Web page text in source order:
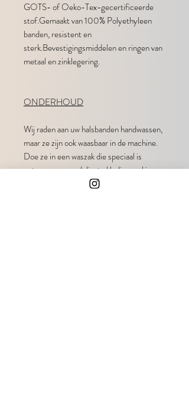
GOTS- of Oeko-Tex-gecertificeerde
stof.Gemaakt van 100% Polyethyleen
banden, resistent en
sterk.Bevestigingsmiddelen en ringen van
metaal en zinklegering.
ONDERHOUD
Wij raden aan uw halsbanden handwassen,
maar ze zijn ook waasbaar in de machine.
Doe ze in een waszak die speciaal is
ontworpen voor delicate kleding en kies
een zacht of koud programma.